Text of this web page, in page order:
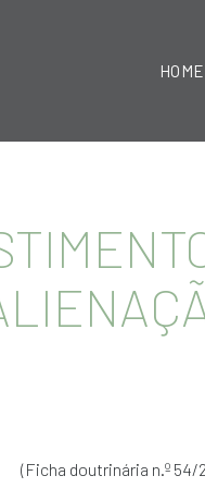
HOME
(Ficha doutrinária n.º 54/